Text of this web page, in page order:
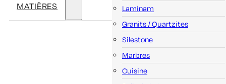
MATIÈRES
Laminam
Granits / Quartzites
Silestone
Marbres
Cuisine